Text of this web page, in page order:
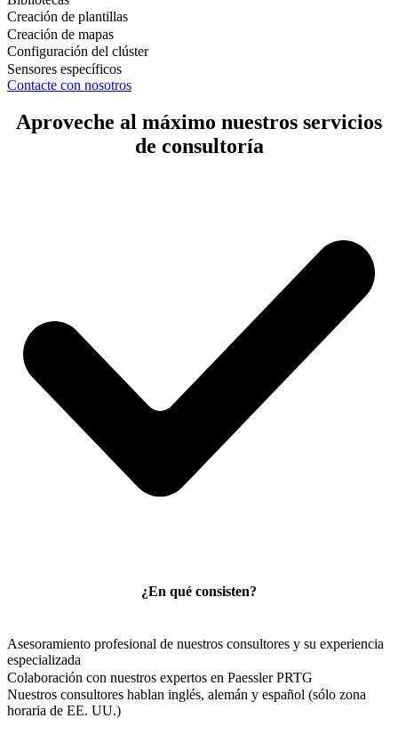
Creación de plantillas
Creación de mapas
Configuración del clúster
Sensores específicos
Contacte con nosotros
Aproveche al máximo nuestros servicios
de consultoría
¿En qué consisten?
Asesoramiento profesional de nuestros consultores y su experiencia
especializada
Colaboración con nuestros expertos en Paessler PRTG
Nuestros consultores hablan inglés, alemán y español (sólo zona
horaria de EE. UU.)